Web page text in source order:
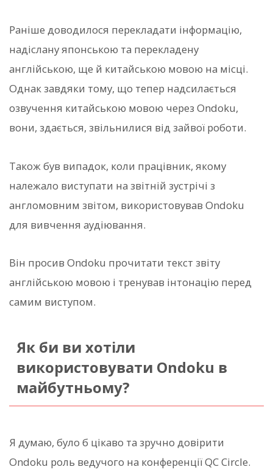
Раніше доводилося перекладати інформацію,
надіслану японською та перекладену
англійською, ще й китайською мовою на місці.
Однак завдяки тому, що тепер надсилається
озвучення китайською мовою через Ondoku,
вони, здається, звільнилися від зайвої роботи.
Також був випадок, коли працівник, якому
належало виступати на звітній зустрічі з
англомовним звітом, використовував Ondoku
для вивчення аудіювання.
Він просив Ondoku прочитати текст звіту
англійською мовою і тренував інтонацію перед
самим виступом.
Як би ви хотіли
використовувати Ondoku в
майбутньому?
Я думаю, було б цікаво та зручно довірити
Ondoku роль ведучого на конференції QC Circle.